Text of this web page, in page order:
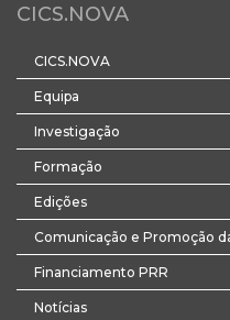
CICS.NOVA
CICS.NOVA
Equipa
Investigação
Formação
Edições
Comunicação e Promoção
Financiamento PRR
Notícias